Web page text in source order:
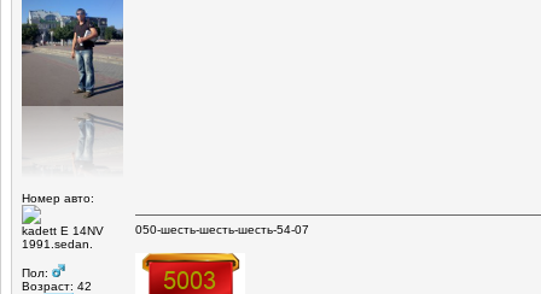
Номер авто:
kadett E 14NV
1991.sedan.
Пол:
Возраст: 42
050-шесть-шесть-шесть-54-07